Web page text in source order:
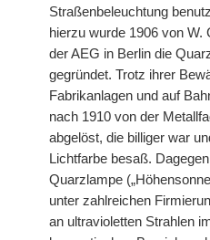
Straßenbeleuchtung
hierzu wurde 1906 von
der AEG in Berlin die
gegründet. Trotz ihrer
Fabrikanlagen und auf
nach 1910 von der
abgelöst, die billiger war
Lichtfarbe besaß.
Quarzlampe
unter zahlreichen
an ultravioletten Strahlen